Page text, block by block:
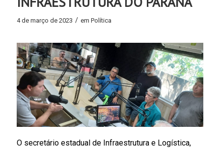
4 de março de 2023 / em Política
O secretário estadual de Infraestrutura e Logística,